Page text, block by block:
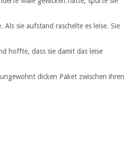
sie aufstand raschelte es leise. Sie
hoffte, dass sie damit das leise
dicken Paket zwischen ihren